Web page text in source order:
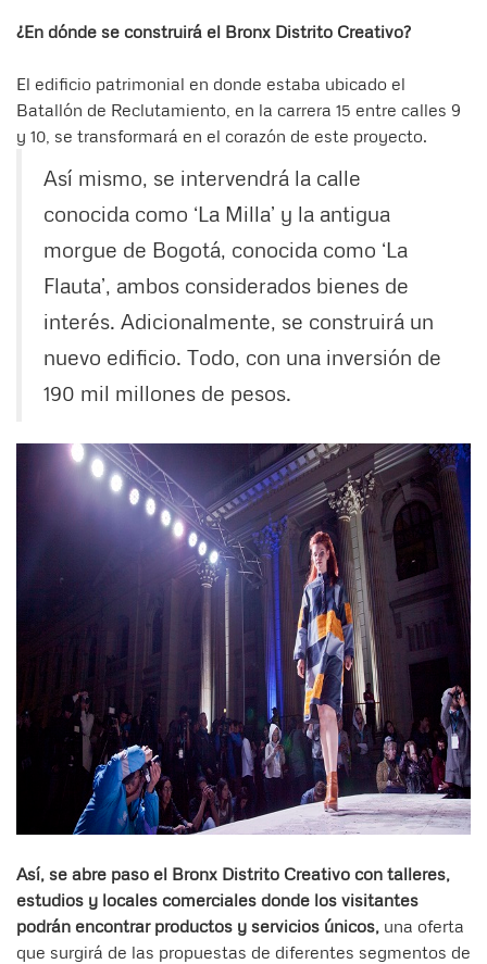
¿En dónde se construirá el Bronx Distrito Creativo?
El edificio patrimonial en donde estaba ubicado el
Batallón de Reclutamiento, en la carrera 15 entre calles 9
y 10, se transformará en el corazón de este proyecto.
Así mismo, se intervendrá la calle
conocida como ‘La Milla’ y la antigua
morgue de Bogotá, conocida como ‘La
Flauta’, ambos considerados bienes de
interés. Adicionalmente, se construirá un
nuevo edificio. Todo, con una inversión de
190 mil millones de pesos.
Así, se abre paso el Bronx Distrito Creativo con talleres,
estudios y locales comerciales donde los visitantes
podrán encontrar productos y servicios únicos, una oferta
que surgirá de las propuestas de diferentes segmentos de